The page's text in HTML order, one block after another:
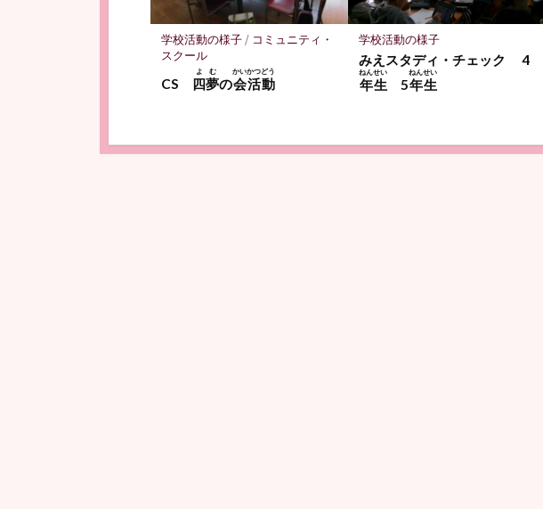
学校活動の様子/ コミュニティ・
スクール
CS 四夢
よむ
の会活動
かいかつどう
学校活動の様子
みえスタディ・チェック 4
年生
ねんせい
5年生
ねんせい